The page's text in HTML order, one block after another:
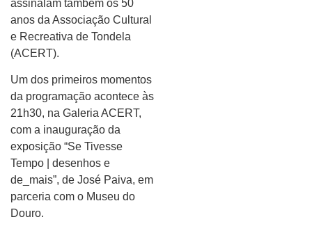
assinalam também os 50
anos da Associação Cultural
e Recreativa de Tondela
(ACERT).
Um dos primeiros momentos
da programação acontece às
21h30, na Galeria ACERT,
com a inauguração da
exposição “Se Tivesse
Tempo | desenhos e
de_mais”, de José Paiva, em
parceria com o Museu do
Douro.